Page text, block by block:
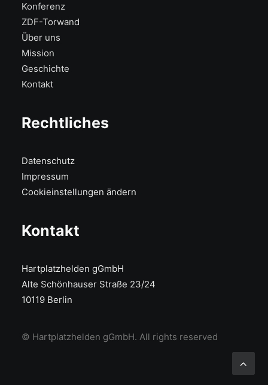
Konferenz
ZDF-Torwand
Über uns
Mission
Geschichte
Kontakt
Rechtliches
Datenschutz
Impressum
Cookieinstellungen ändern
Kontakt
Hartplatzhelden gGmbH
Alte Schönhauser Straße 23/24
10119 Berlin
© Hartplatzhelden gGmbH. All rights reserved